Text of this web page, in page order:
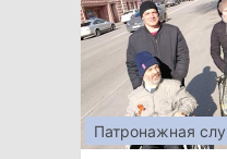
Патронажная